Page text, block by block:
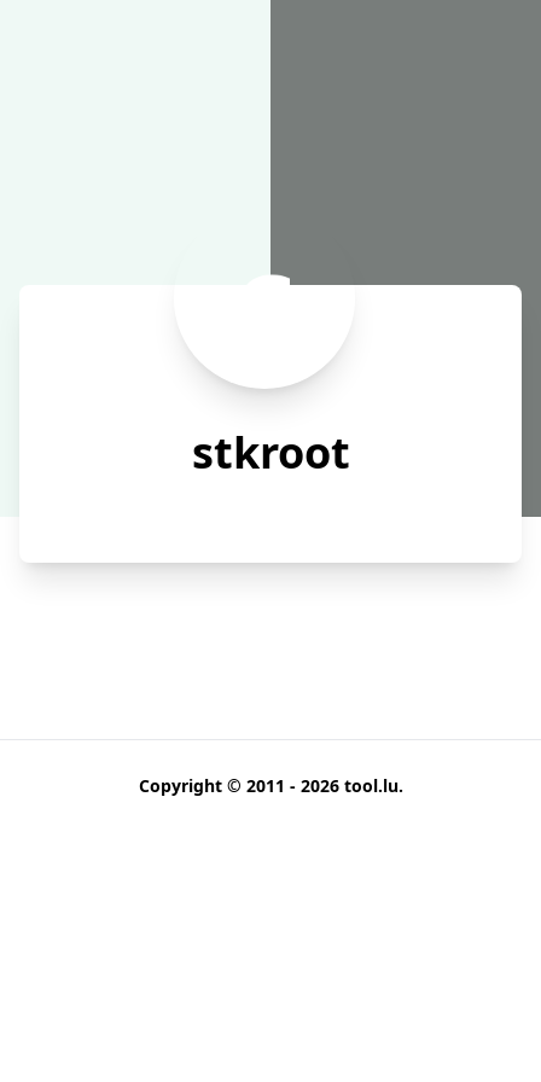
stkroot
Copyright © 2011 - 2026 tool.lu.